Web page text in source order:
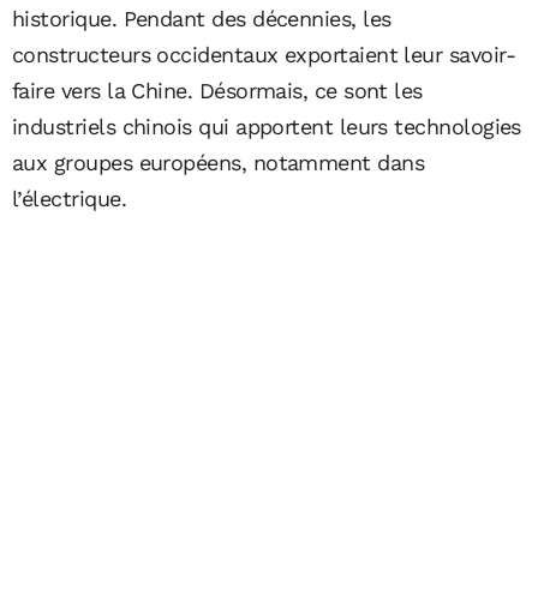
historique. Pendant des décennies, les
constructeurs occidentaux exportaient leur savoir-
faire vers la Chine. Désormais, ce sont les
industriels chinois qui apportent leurs technologies
aux groupes européens, notamment dans
l’électrique.